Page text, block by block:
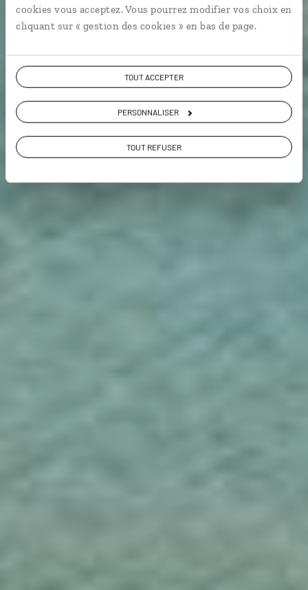
cookies vous acceptez. Vous pourrez modifier vos choix en
cliquant sur « gestion des cookies » en bas de page.
TOUT ACCEPTER
PERSONNALISER
TOUT REFUSER
Voyager en décalé
Voir les 1070 avis sur les voyages aux Etats-
Unis
VOIR LA GALERIE PHOTOS